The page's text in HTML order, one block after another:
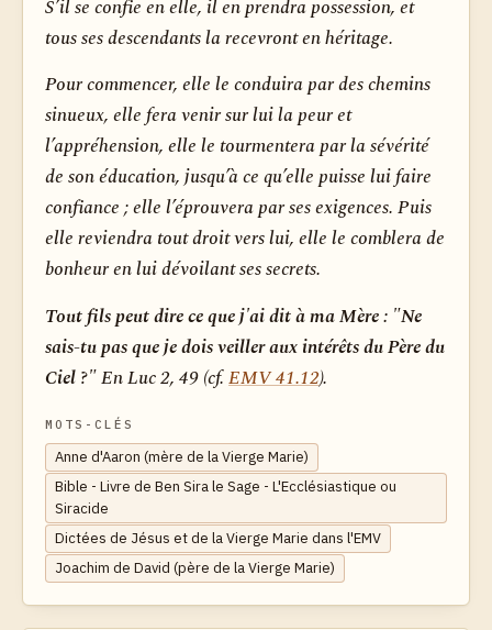
S’il se confie en elle, il en prendra possession, et
tous ses descendants la recevront en héritage.
Pour commencer, elle le conduira par des chemins
sinueux, elle fera venir sur lui la peur et
l’appréhension, elle le tourmentera par la sévérité
de son éducation, jusqu’à ce qu’elle puisse lui faire
confiance ; elle l’éprouvera par ses exigences. Puis
elle reviendra tout droit vers lui, elle le comblera de
bonheur en lui dévoilant ses secrets.
Tout fils peut dire ce que j'ai dit à ma Mère : "Ne
sais-tu pas que je dois veiller aux intérêts du Père du
Ciel ?"En Luc 2, 49 (cf.EMV 41.12).
MOTS-CLÉS
Anne d'Aaron (mère de la Vierge Marie)
Bible - Livre de Ben Sira le Sage - L'Ecclésiastique ou
Siracide
Dictées de Jésus et de la Vierge Marie dans l'EMV
Joachim de David (père de la Vierge Marie)